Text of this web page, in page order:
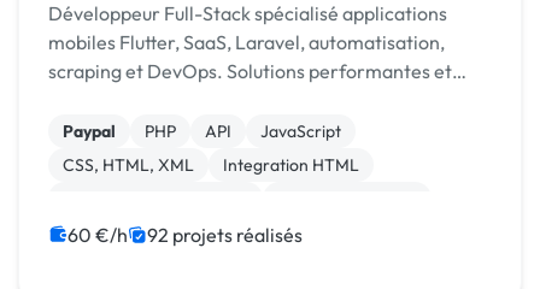
Développeur Full-Stack spécialisé applications
mobiles Flutter, SaaS, Laravel, automatisation,
scraping et DevOps. Solutions performantes et
Paypal PHP API
JavaScript
CSS, HTML, XML
Integration HTML
Ruby on Rails
iOS
60 €/h 92 projets réalisés